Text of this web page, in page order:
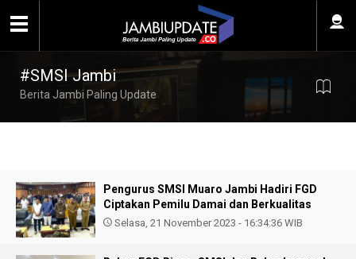
#SMSI Jambi
Berita Jambi Paling Update
Pengurus SMSI Muaro Jambi Hadiri FGD
Ciptakan Pemilu Damai dan Berkualitas
Selasa, 21 November 2023 - 16:34:36 WIB